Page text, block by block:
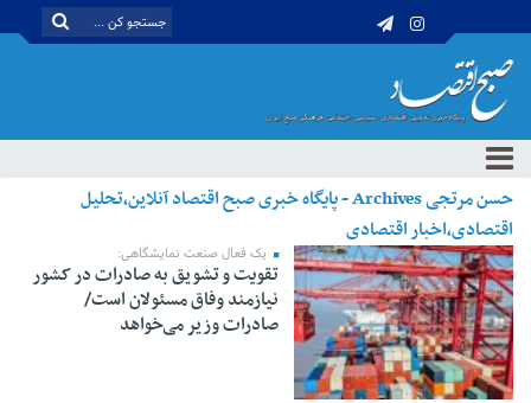
حسن مرتجی Archives - پایگاه خبری صبح اقتصاد آنلاین،تحلیل
اقتصادی،اخبار اقتصادی
یک فعال صنعت نمایشگاهی:
تقویت و تشویق به صادرات در کشور
نیازمند وفاق مسئولان است/
صادرات وزیر می‌خواهد